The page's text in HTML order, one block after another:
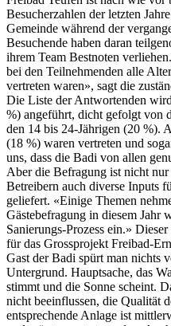
Besucherzahlen der letzten
Gemeinde während der
Besuchende haben daran
ihrem Team Bestnoten
bei den Teilnehmenden alle
vertreten waren», sagt die
Die Liste der Antwortenden
%) angeführt, dicht gefolgt von
den 14 bis 24-Jährigen (20 %).
(18 %) waren vertreten und
uns, dass die Badi von allen
Aber die Befragung ist nicht
Betreibern auch diverse Inputs
geliefert. «Einige Themen
Gästebefragung in diesem Jahr
Sanierungs-Prozess ein.»
für das Grossprojekt Freibad-
Gast der Badi spürt man nichts
Untergrund. Hauptsache, das
stimmt und die Sonne scheint.
nicht beeinflussen, die Qualität
entsprechende Anlage ist